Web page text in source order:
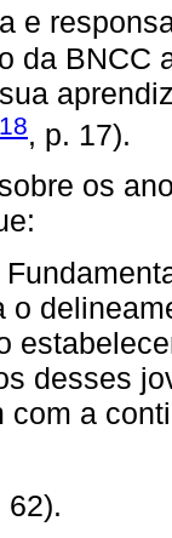
e
da BNCC
, p. 17).
os
o
desses
com a
62).